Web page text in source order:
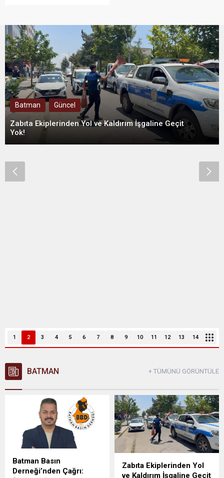
ortamına taşındı. Dünya
genelindeki hemen her
gelişme, anında dijital
platformlar üzerinden halkla
buluşuyor. Türkiye’den ve
dünyadan önemli haberlerin
toplandığı bir platform olan
Bölgenin Nabzı, bu yeni...
Batman Güncel
Zabıta Ekiplerinden Yol ve Kaldırım İşgaline Geçit
Yok!
1 2 3 4 5 6 7 8 9 10 11 12 13 14
BATMAN + TÜMÜNÜ GÖRÜNTÜLE
Batman Basın
Derneği’nden Çağrı:
Zabıta Ekiplerinden Yol
ve Kaldırım İşgaline Geçit